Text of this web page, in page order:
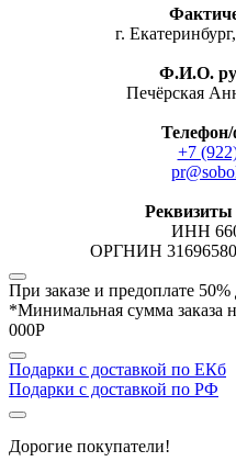
г.
Ф.И.О.
Печёрская
+7
Реквизиты
ИНН
ОРГНИН
При заказе и предоплате 50%
*Минимальная сумма заказа
000Р
Подарки с доставкой по ЕКб
Подарки с доставкой по РФ
Дорогие покупатели!